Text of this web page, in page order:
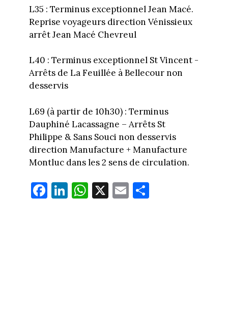
L35 : Terminus exceptionnel Jean Macé.
Reprise voyageurs direction Vénissieux
arrêt Jean Macé Chevreul
L40 : Terminus exceptionnel St Vincent -
Arrêts de La Feuillée à Bellecour non
desservis
L69 (à partir de 10h30) : Terminus
Dauphiné Lacassagne – Arrêts St
Philippe & Sans Souci non desservis
direction Manufacture + Manufacture
Montluc dans les 2 sens de circulation.
Fa
ce
Li
nk
W
ha
X E
m
Pa